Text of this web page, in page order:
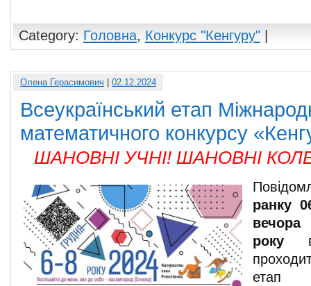
Category: Головна, Конкурс "Кенгуру" |
Олена Герасимович | 02.12.2024
Всеукраїнський етап
математичного конкурсу
ШАНОВНІ УЧНІ! ШАНОВНІ
ранку
вечора
року
етап